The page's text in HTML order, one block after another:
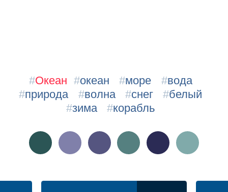
#Океан #океан #море #вода
#природа #волна #снег #белый
#зима #корабль